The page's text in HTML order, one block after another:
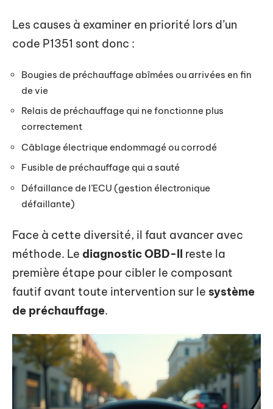
Les causes à examiner en priorité lors d’un
code P1351 sont donc :
Bougies de préchauffage abîmées ou arrivées en fin
de vie
Relais de préchauffage qui ne fonctionne plus
correctement
Câblage électrique endommagé ou corrodé
Fusible de préchauffage qui a sauté
Défaillance de l’ECU (gestion électronique
défaillante)
Face à cette diversité, il faut avancer avec
méthode. Le diagnostic OBD-II reste la
première étape pour cibler le composant
fautif avant toute intervention sur le système
de préchauffage.